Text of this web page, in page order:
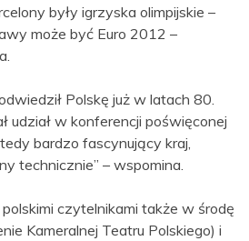
były igrzyska olimpijskie –
może być Euro 2012 –
Polskę już w latach 80.
udział w konferencji poświęconej
bardzo fascynujący kraj,
technicznie” – wspomina.
czytelnikami także w środę
Kameralnej Teatru Polskiego) i